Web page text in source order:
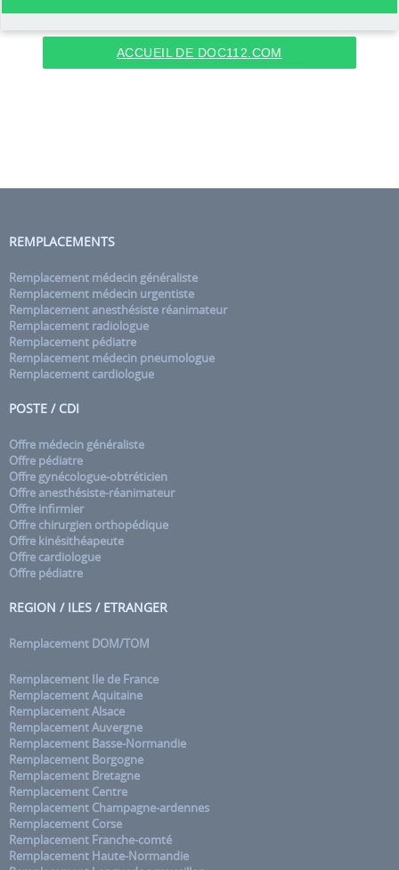
ACCUEIL DE DOC112.COM
REMPLACEMENTS
Remplacement médecin généraliste
Remplacement médecin urgentiste
Remplacement anesthésiste réanimateur
Remplacement radiologue
Remplacement pédiatre
Remplacement médecin pneumologue
Remplacement cardiologue
POSTE / CDI
Offre médecin généraliste
Offre pédiatre
Offre gynécologue-obtréticien
Offre anesthésiste-réanimateur
Offre infirmier
Offre chirurgien orthopédique
Offre kinésithéapeute
Offre cardiologue
Offre pédiatre
REGION / ILES / ETRANGER
Remplacement DOM/TOM
Remplacement Ile de France
Remplacement Aquitaine
Remplacement Alsace
Remplacement Auvergne
Remplacement Basse-Normandie
Remplacement Borgogne
Remplacement Bretagne
Remplacement Centre
Remplacement Champagne-ardennes
Remplacement Corse
Remplacement Franche-comté
Remplacement Haute-Normandie